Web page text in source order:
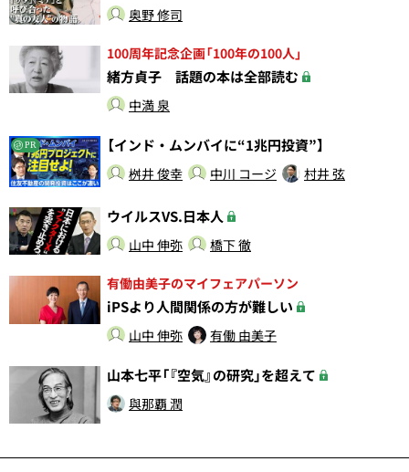
奥野 修司
100周年記念企画「100年の100人」
緒方貞子 話題の本は全部読む
中満 泉
PR 【インド・ムンバイに“1兆円投資”】
桝井 俊幸 中川 コージ 村井 弦
ウイルスVS.日本人
山中 伸弥 橋下 徹
有働由美子のマイフェアパーソン
iPSより人間関係の方が難しい
山中 伸弥 有働 由美子
山本七平「『空気』の研究」を超えて
與那覇 潤